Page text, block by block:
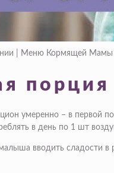
| Меню Кормящей Мамы
порция
умеренно – в первой
в день по 1 шт
вводить сладости в